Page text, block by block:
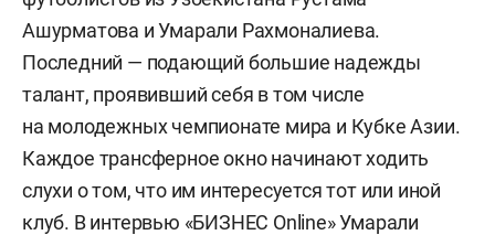
Ашурматова и Умарали Рахмоналиева.
Последний — подающий большие надежды
талант, проявивший себя в том числе
на молодежных чемпионате мира и Кубке Азии.
Каждое трансферное окно начинают ходить
слухи о том, что им интересуется тот или иной
клуб. В интервью «БИЗНЕС Online» Умарали